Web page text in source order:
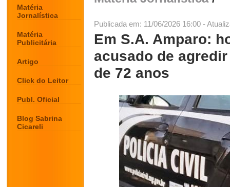
Matéria
Jornalística
Matéria
Publicitária
Artigo
Click do Leitor
Publ. Oficial
Blog Sabrina
Cicareli
Publicada em: 11/06/2026 16:00 -
Em S.A. Amparo:
acusado de
de 72 anos